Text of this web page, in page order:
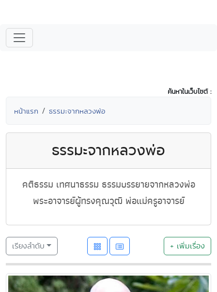
ค้นหาในเว็บไซต์ :
หน้าแรก ธรรมะจากหลวงพ่อ
ธรรมะจากหลวงพ่อ
คติธรรม เทศนาธรรม ธรรมบรรยายจากหลวงพ่อ
พระอาจารย์ผู้ทรงคุณวุฒิ พ่อแม่ครูอาจารย์
เรียงลำดับ + เพิ่มเรื่อง